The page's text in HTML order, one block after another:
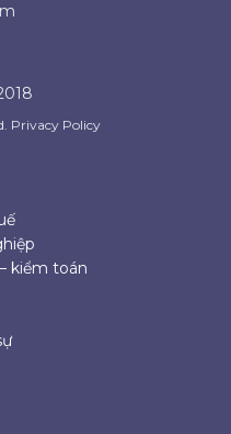
Privacy Policy
kiểm toán